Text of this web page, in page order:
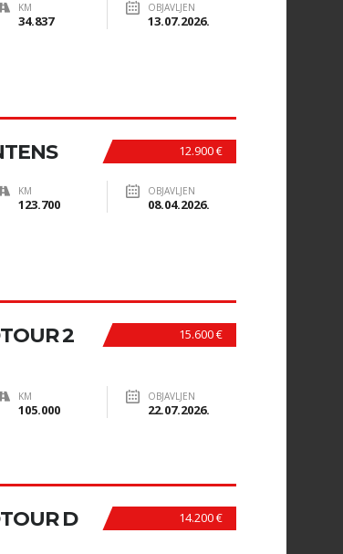
KM
34.837
OBJAVLJEN
13.07.2026.
12.900 €
KM
123.700
OBJAVLJEN
08.04.2026.
15.600 €
2
KM
105.000
OBJAVLJEN
22.07.2026.
14.200 €
D